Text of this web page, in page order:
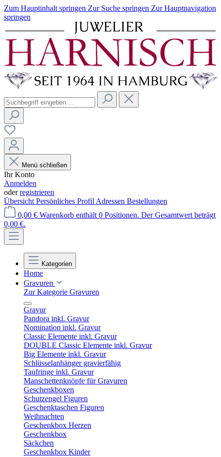
Zum Hauptinhalt springen Zur Suche springen Zur Hauptnavigation
springen
Menü schließen
Ihr Konto
Anmelden
oderregistrieren
Übersicht Persönliches Profil Adressen Bestellungen
0,00 € Warenkorb enthält 0 Positionen. Der Gesamtwert beträgt
0,00 €.
Kategorien
Home
Gravuren
Zur Kategorie Gravuren
Gravur
Pandora inkl. Gravur
Nomination inkl. Gravur
Classic Elemente inkl. Gravur
DOUBLE Classic Elemente inkl. Gravur
Big Elemente inkl. Gravur
Schlüsselanhänger gravierfähig
Taufringe inkl. Gravur
Manschettenknöpfe für Gravuren
Geschenkboxen
Schutzengel Figuren
Geschenktaschen Figuren
Weihnachten
Geschenkbox Herzen
Geschenkbox
Säckchen
Geschenkbox Kinder